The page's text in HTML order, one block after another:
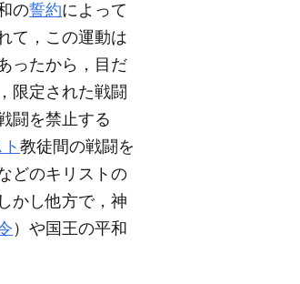
の誓約によって
て，この運動は
ったから，目だ
限定された戦闘
闘を禁止する
教徒間の戦闘を
どのキリストの
かし他方で，神
）や国王の平和